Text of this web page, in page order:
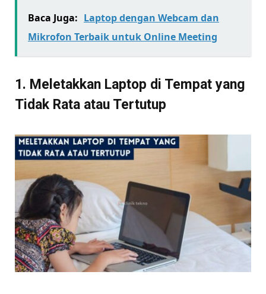
Baca Juga: Laptop dengan Webcam dan
Mikrofon Terbaik untuk Online Meeting
1. Meletakkan Laptop di Tempat yang
Tidak Rata atau Tertutup